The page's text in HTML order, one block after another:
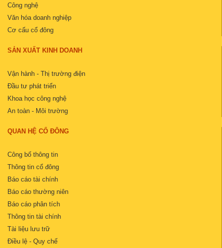
Công nghệ
Văn hóa doanh nghiệp
Cơ cấu cổ đông
SẢN XUẤT KINH DOANH
Vận hành - Thị trường điện
Đầu tư phát triển
Khoa học công nghệ
An toàn - Môi trường
QUAN HỆ CỔ ĐÔNG
Công bố thông tin
Thông tin cổ đông
Báo cáo tài chính
Báo cáo thường niên
Báo cáo phân tích
Thông tin tài chính
Tài liệu lưu trữ
Điều lệ - Quy chế